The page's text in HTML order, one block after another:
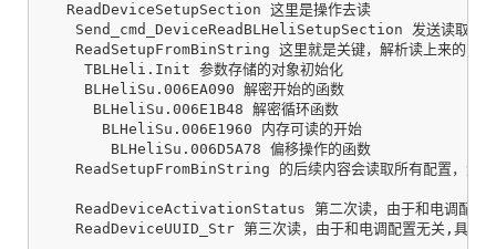
   ReadDeviceSetupSection 这里是操作去读
Send_cmd_DeviceReadBLHeliSetupSection 发送读取命令
ReadSetupFromBinString 这里就是关键，解析读上来的字符
     TBLHeli.Init 参数存储的对象初始化
     BLHeliSu.006EA090 解密开始的函数
      BLHeliSu.006E1B48 解密循环函数
       BLHeliSu.006E1960 内存可读的开始
        BLHeliSu.006D5A78 偏移操作的函数
ReadSetupFromBinString 的后续内容会读取所有配置，然
ReadDeviceActivationStatus 第二次读，由于和电调配置
ReadDeviceUUID_Str 第三次读，由于和电调配置无关,具体